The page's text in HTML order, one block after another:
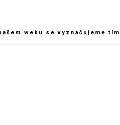
webu se vyznačujeme